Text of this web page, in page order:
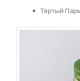
Тёртый